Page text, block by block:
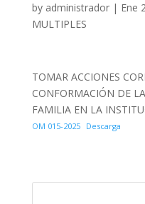
by administrador| Ene
MULTIPLES
TOMAR ACCIONES
CONFORMACIÓN DE
FAMILIA EN LA
OM 015-2025 Descarga